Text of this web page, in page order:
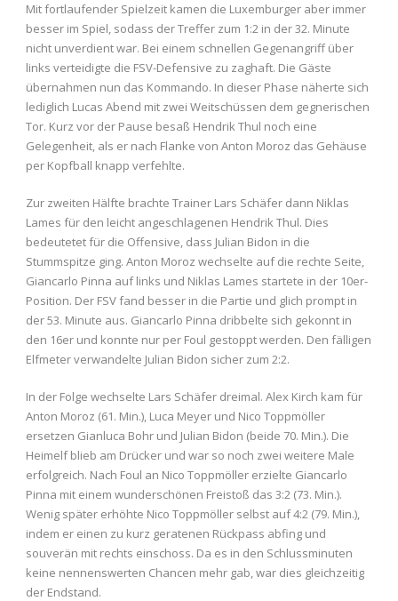
Mit fortlaufender Spielzeit kamen die Luxemburger aber immer
besser im Spiel, sodass der Treffer zum 1:2 in der 32. Minute
nicht unverdient war. Bei einem schnellen Gegenangriff über
links verteidigte die FSV-Defensive zu zaghaft. Die Gäste
übernahmen nun das Kommando. In dieser Phase näherte sich
lediglich Lucas Abend mit zwei Weitschüssen dem gegnerischen
Tor. Kurz vor der Pause besaß Hendrik Thul noch eine
Gelegenheit, als er nach Flanke von Anton Moroz das Gehäuse
per Kopfball knapp verfehlte.
Zur zweiten Hälfte brachte Trainer Lars Schäfer dann Niklas
Lames für den leicht angeschlagenen Hendrik Thul. Dies
bedeutetet für die Offensive, dass Julian Bidon in die
Stummspitze ging. Anton Moroz wechselte auf die rechte Seite,
Giancarlo Pinna auf links und Niklas Lames startete in der 10er-
Position. Der FSV fand besser in die Partie und glich prompt in
der 53. Minute aus. Giancarlo Pinna dribbelte sich gekonnt in
den 16er und konnte nur per Foul gestoppt werden. Den fälligen
Elfmeter verwandelte Julian Bidon sicher zum 2:2.
In der Folge wechselte Lars Schäfer dreimal. Alex Kirch kam für
Anton Moroz (61. Min.), Luca Meyer und Nico Toppmöller
ersetzen Gianluca Bohr und Julian Bidon (beide 70. Min.). Die
Heimelf blieb am Drücker und war so noch zwei weitere Male
erfolgreich. Nach Foul an Nico Toppmöller erzielte Giancarlo
Pinna mit einem wunderschönen Freistoß das 3:2 (73. Min.).
Wenig später erhöhte Nico Toppmöller selbst auf 4:2 (79. Min.),
indem er einen zu kurz geratenen Rückpass abfing und
souverän mit rechts einschoss. Da es in den Schlussminuten
keine nennenswerten Chancen mehr gab, war dies gleichzeitig
der Endstand.